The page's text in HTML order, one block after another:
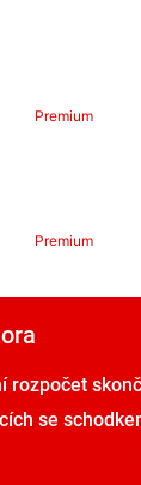
Premium
Premium
rozpočet
se